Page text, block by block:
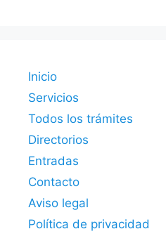
Inicio
Servicios
Todos los trámites
Directorios
Entradas
Contacto
Aviso legal
Política de privacidad